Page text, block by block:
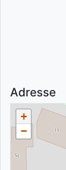
Adresse
+
−